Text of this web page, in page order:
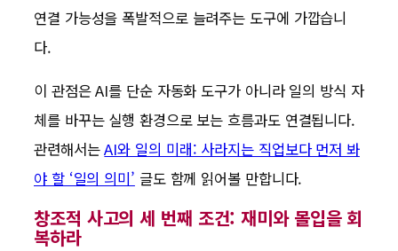
연결 가능성을 폭발적으로 늘려주는 도구에 가깝습니
다.
이 관점은 AI를 단순 자동화 도구가 아니라 일의 방식 자
체를 바꾸는 실행 환경으로 보는 흐름과도 연결됩니다.
관련해서는AI와 일의 미래: 사라지는 직업보다 먼저 봐
야 할 ‘일의 의미’ 글도 함께 읽어볼 만합니다.
창조적 사고의 세 번째 조건: 재미와 몰입을 회
복하라